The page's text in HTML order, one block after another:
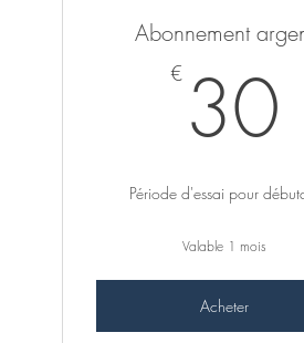
Abonnement
€ 30
Période d'essai pour
Valable 1 mois
Acheter